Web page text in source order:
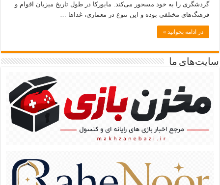
گردشگری را به خود مسحور می‌کند. مایورکا در طول تاریخ میزبان اقوام و
فرهنگ‌های مختلفی بوده و این تنوع در معماری، غذاها …
در ادامه بخوانید »
سایت‌های ما